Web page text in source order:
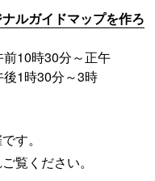
ルガイドマップを作ろ
10時30分～正午
1時30分～3時
す。
覧ください。